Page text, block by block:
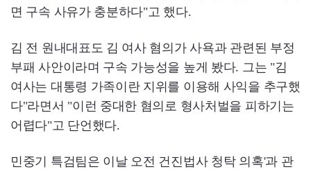
면 구속 사유가 충분하다"고 했다.
김 전 원내대표도 김 여사 혐의가 사욕과 관련된 부정
부패 사안이라며 구속 가능성을 높게 봤다. 그는 "김
여사는 대통령 가족이란 지위를 이용해 사익을 추구했
다"라면서 "이런 중대한 혐의로 형사처벌을 피하기는
어렵다"고 단언했다.
민중기 특검팀은 이날 오전 건진법사 청탁 의혹'과 관